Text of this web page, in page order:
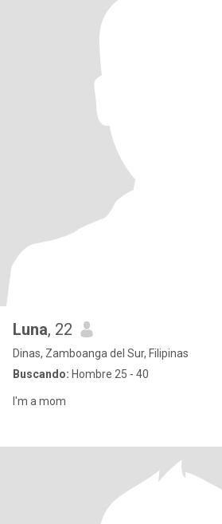
Luna, 22
Dinas, Zamboanga del Sur, Filipinas
Buscando: Hombre 25 - 40
I'm a mom